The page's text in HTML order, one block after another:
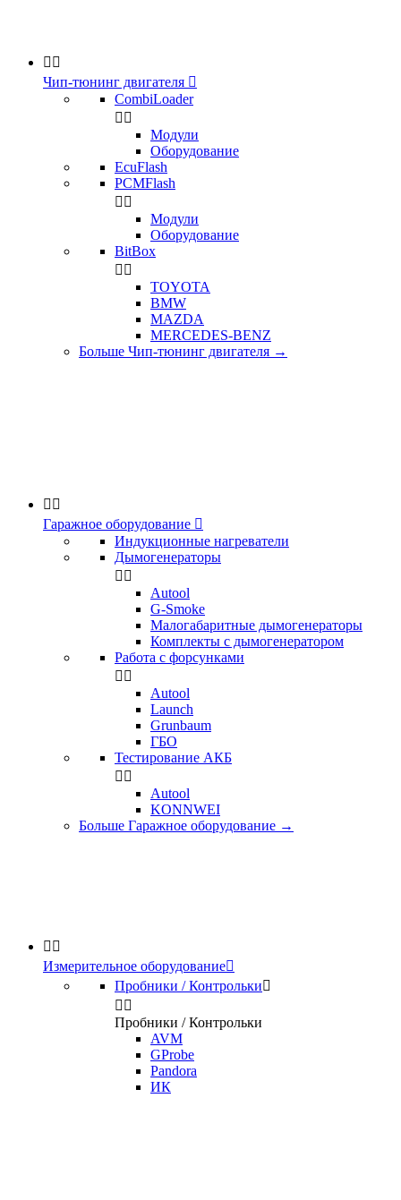
 
Чип-тюнинг двигателя 
CombiLoader
 
Модули
Оборудование
EcuFlash
PCMFlash
 
Модули
Оборудование
BitBox
 
TOYOTA
BMW
MAZDA
MERCEDES-BENZ
Больше Чип-тюнинг двигателя →
 
Гаражное оборудование 
Индукционные нагреватели
Дымогенераторы
 
Аutool
G-Smoke
Малогабаритные дымогенераторы
Комплекты с дымогенератором
Работа с форсунками
 
Autool
Launch
Grunbaum
ГБО
Тестирование АКБ
 
Autool
KONNWEI
Больше Гаражное оборудование →
 
Измерительное оборудование
Пробники / Контрольки
 
Пробники / Контрольки
AVM
GProbe
Pandora
ИК